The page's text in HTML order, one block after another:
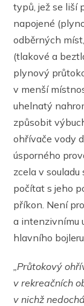
typů, jež se liší
napojené
odběrných
(tlakové a
plynový
v menší
uhelnatý
způsobit
ohřívače vody
úsporného
zcela v
počítat s jeho
příkon. Není
a intenzivnímu
hlavního
„Průtokový
v rekreačních
v nichž